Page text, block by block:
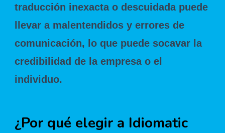
traducción inexacta o descuidada puede
llevar a malentendidos y errores de
comunicación, lo que puede socavar la
credibilidad de la empresa o el
individuo.
¿Por qué elegir a Idiomatic